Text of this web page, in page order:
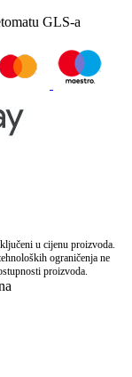
GLS-a
u cijenu proizvoda.
ograničenja ne
proizvoda.